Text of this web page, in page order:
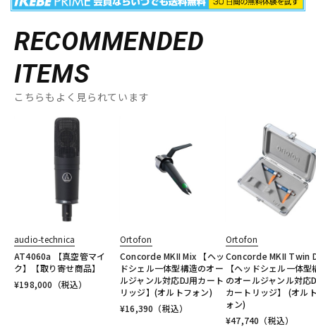
RECOMMENDED
ITEMS
こちらもよく見られています
audio-technica
AT4060a 【真空管マイ
ク】【取り寄せ商品】
¥198,000 （税込）
Ortofon
Concorde MKII Mix 【ヘッ
ドシェル一体型構造のオー
ルジャンル対応DJ用カート
リッジ】(オルトフォン)
¥16,390 （税込）
Ortofon
Concorde MKII Twin
【ヘッドシェル一体型
のオールジャンル対応
カートリッジ】 (オル
ォン)
¥47,740 （税込）